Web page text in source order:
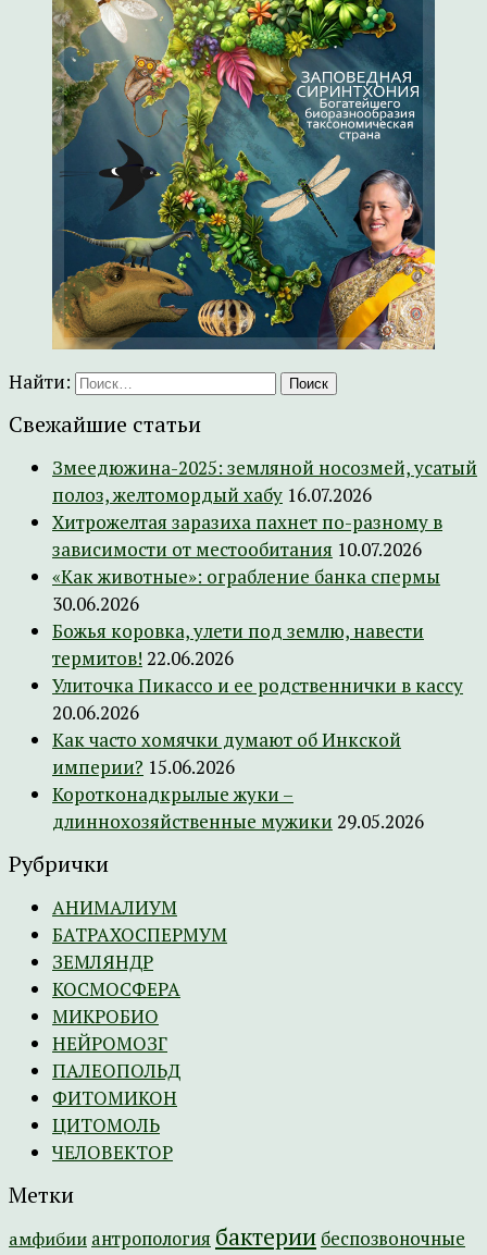
Найти:
Свежайшие статьи
Змеедюжина-2025: земляной носозмей, усатый
полоз, желтомордый хабу 16.07.2026
Хитрожелтая заразиха пахнет по-разному в
зависимости от местообитания 10.07.2026
«Как животные»: ограбление банка спермы
30.06.2026
Божья коровка, улети под землю, навести
термитов! 22.06.2026
Улиточка Пикассо и ее родственнички в кассу
20.06.2026
Как часто хомячки думают об Инкской
империи? 15.06.2026
Коротконадкрылые жуки –
длиннохозяйственные мужики 29.05.2026
Рубрички
АНИМАЛИУМ
БАТРАХОСПЕРМУМ
ЗЕМЛЯНДР
КОСМОСФЕРА
МИКРОБИО
НЕЙРОМОЗГ
ПАЛЕОПОЛЬД
ФИТОМИКОН
ЦИТОМОЛЬ
ЧЕЛОВЕКТОР
Метки
амфибии антропология бактерии беспозвоночные